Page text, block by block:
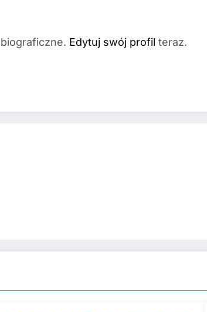
Edytuj swój profil teraz.